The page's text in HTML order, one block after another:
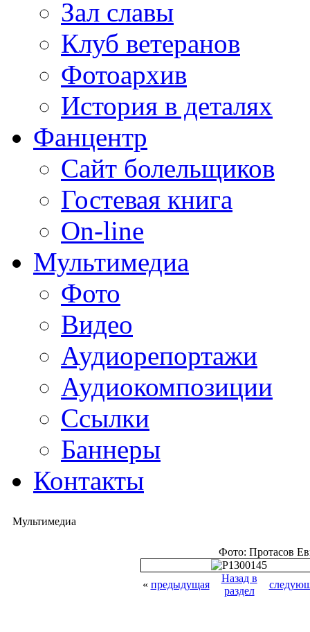
Зал славы
Клуб ветеранов
Фотоархив
История в деталях
Фанцентр
Сайт болельщиков
Гостевая книга
On-line
Мультимедиа
Фото
Видео
Аудиорепортажи
Аудиокомпозиции
Ссылки
Баннеры
Контакты
Мультимедиа
Фото: Протасов
« предыдущая
Назад в
раздел